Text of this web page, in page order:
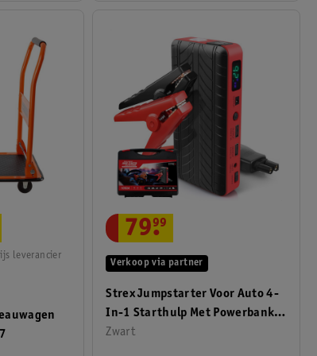
leverancier
Strex Jumpstarter Voor Auto 4-
In-1 Starthulp Met Powerbank
SOS Noodlicht
Zwart
Verkoop via partner
79.
99